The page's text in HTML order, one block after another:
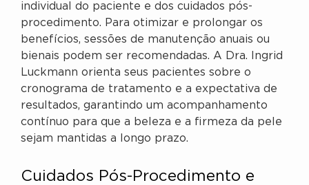
individual do paciente e dos cuidados pós-
procedimento. Para otimizar e prolongar os
benefícios, sessões de manutenção anuais ou
bienais podem ser recomendadas. A Dra. Ingrid
Luckmann orienta seus pacientes sobre o
cronograma de tratamento e a expectativa de
resultados, garantindo um acompanhamento
contínuo para que a beleza e a firmeza da pele
sejam mantidas a longo prazo.
Cuidados Pós-Procedimento e